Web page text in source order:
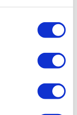
Ø 40,0 mm